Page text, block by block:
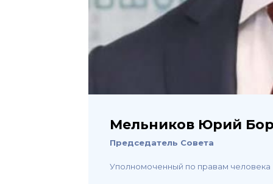
Мельников Юрий
Председатель Совета
Уполномоченный по правам